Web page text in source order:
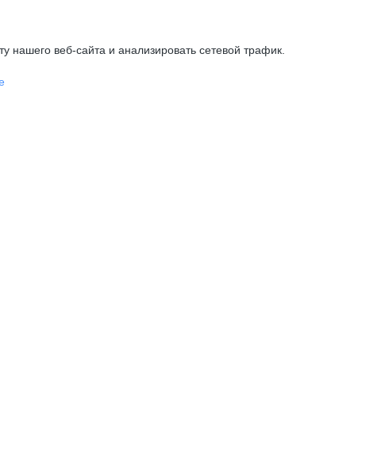
веб-сайта и анализировать сетевой трафик.